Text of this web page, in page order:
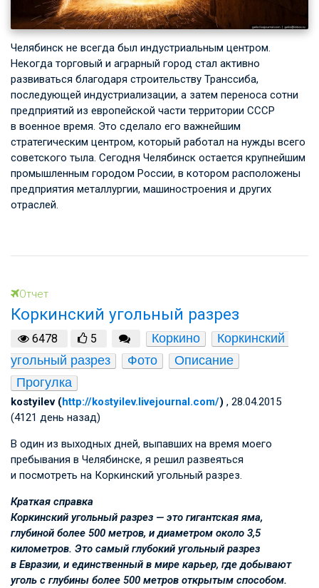
Челябинск не всегда был индустриальным центром.
Некогда торговый и аграрный город стал активно
развиваться благодаря строительству Транссиба,
последующей индустриализации, а затем переноса сотни
предприятий из европейской части территории СССР
в военное время. Это сделало его важнейшим
стратегическим центром, который работал на нужды всего
советского тыла. Сегодня Челябинск остается крупнейшим
промышленным городом России, в котором расположены
предприятия металлургии, машиностроения и других
отраслей.
Отчет
Коркинский угольный разрез
6478 5 Коркино
Коркинский
угольный разрез
Фото
Описание
Прогулка
kostyilev (http://kostyilev.livejournal.com/) , 28.04.2015
(4121 день назад)
В один из выходных дней, выпавших на время моего
пребывания в Челябинске, я решил развеяться
и посмотреть на Коркинский угольный разрез.
Краткая справка
Коркинский угольный разрез — это гигантская яма,
глубиной более 500 метров, и диаметром около 3,5
километров. Это самый глубокий угольный разрез
в Евразии, и единственный в мире карьер, где добывают
уголь с глубины более 500 метров открытым способом.